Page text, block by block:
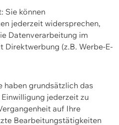
Sie können
jederzeit widersprechen,
Datenverarbeitung im
Direktwerbung (z.B. Werbe-E-
haben grundsätzlich das
jederzeit zu
auf Ihre
Bearbeitungstätigkeiten